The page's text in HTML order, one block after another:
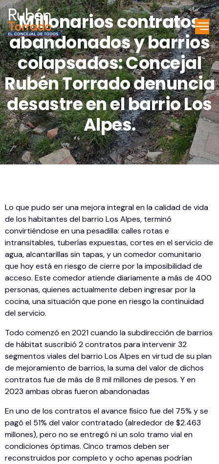
Millonarios contratos
abandonados y barrios
colapsados: Concejal
Rubén Torrado denuncia
desastre en el barrio Los
Alpes.
Lo que pudo ser una mejora integral en la calidad de vida
de los habitantes del barrio Los Alpes, terminó
convirtiéndose en una pesadilla: calles rotas e
intransitables, tuberías expuestas, cortes en el servicio de
agua, alcantarillas sin tapas, y un comedor comunitario
que hoy está en riesgo de cierre por la imposibilidad de
acceso. Este comedor atiende diariamente a más de 400
personas, quienes actualmente deben ingresar por la
cocina, una situación que pone en riesgo la continuidad
del servicio.
Todo comenzó en 2021 cuando la subdirección de barrios
de hábitat suscribió 2 contratos para intervenir 32
segmentos viales del barrio Los Alpes en virtud de su plan
de mejoramiento de barrios, la suma del valor de dichos
contratos fue de más de 8 mil millones de pesos. Y en
2023 ambas obras fueron abandonadas
En uno de los contratos el avance físico fue del 75% y se
pagó el 51% del valor contratado (alrededor de $2.463
millones), pero no se entregó ni un solo tramo vial en
condiciones óptimas. Cinco tramos deben ser
reconstruidos por completo y ocho apenas podrían